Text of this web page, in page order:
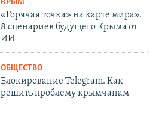
КРЫМ
«Горячая точка» на карте мира».
8 сценариев будущего Крыма от
ИИ
ОБЩЕСТВО
Блокирование Telegram. Как
решить проблему крымчанам